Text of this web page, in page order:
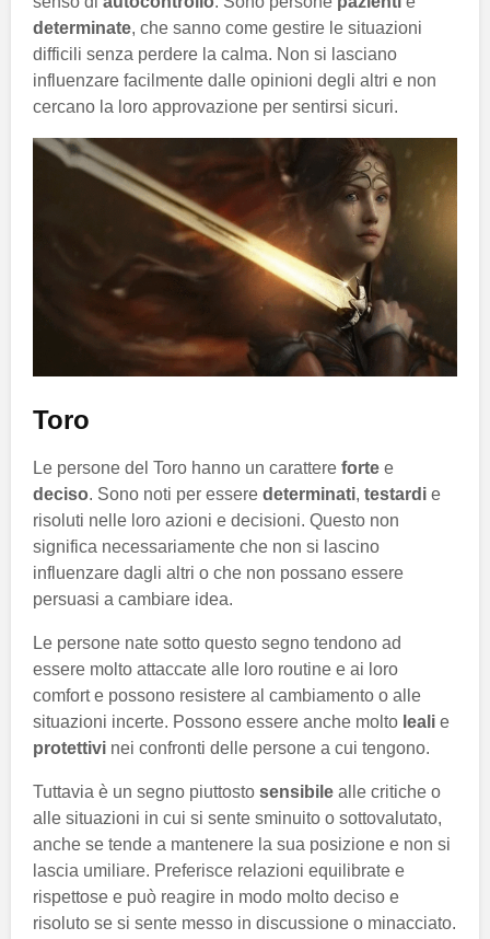
determinate, che sanno come gestire le situazioni
difficili senza perdere la calma. Non si lasciano
influenzare facilmente dalle opinioni degli altri e non
cercano la loro approvazione per sentirsi sicuri.
Toro
Le persone del Toro hanno un carattere forte e
deciso. Sono noti per essere determinati, testardi e
risoluti nelle loro azioni e decisioni. Questo non
significa necessariamente che non si lascino
influenzare dagli altri o che non possano essere
persuasi a cambiare idea.
Le persone nate sotto questo segno tendono ad
essere molto attaccate alle loro routine e ai loro
comfort e possono resistere al cambiamento o alle
situazioni incerte. Possono essere anche molto leali e
protettivi nei confronti delle persone a cui tengono.
Tuttavia è un segno piuttosto sensibile alle critiche o
alle situazioni in cui si sente sminuito o sottovalutato,
anche se tende a mantenere la sua posizione e non si
lascia umiliare. Preferisce relazioni equilibrate e
rispettose e può reagire in modo molto deciso e
risoluto se si sente messo in discussione o minacciato.